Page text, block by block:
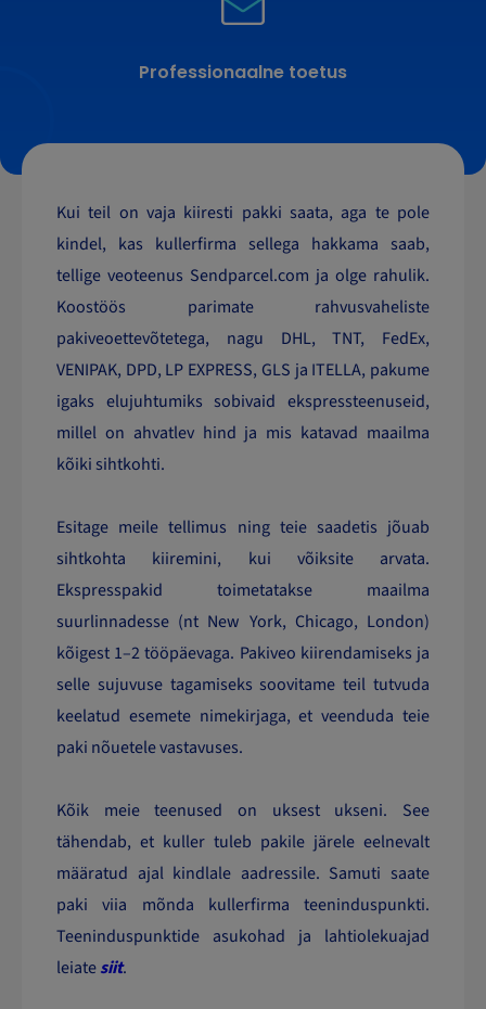
Professionaalne toetus
Kui teil on vaja kiiresti pakki saata, aga te pole
kindel, kas kullerfirma sellega hakkama saab,
tellige veoteenus Sendparcel.com ja olge rahulik.
Koostöös parimate rahvusvaheliste
pakiveoettevõtetega, nagu DHL, TNT, FedEx,
VENIPAK, DPD, LP EXPRESS, GLS ja ITELLA, pakume
igaks elujuhtumiks sobivaid ekspressteenuseid,
millel on ahvatlev hind ja mis katavad maailma
kõiki sihtkohti.
Esitage meile tellimus ning teie saadetis jõuab
sihtkohta kiiremini, kui võiksite arvata.
Ekspresspakid toimetatakse maailma
suurlinnadesse (nt New York, Chicago, London)
kõigest 1–2 tööpäevaga. Pakiveo kiirendamiseks ja
selle sujuvuse tagamiseks soovitame teil tutvuda
keelatud esemete nimekirjaga, et veenduda teie
paki nõuetele vastavuses.
Kõik meie teenused on uksest ukseni. See
tähendab, et kuller tuleb pakile järele eelnevalt
määratud ajal kindlale aadressile. Samuti saate
paki viia mõnda kullerfirma teeninduspunkti.
Teeninduspunktide asukohad ja lahtiolekuajad
leiatesiit.